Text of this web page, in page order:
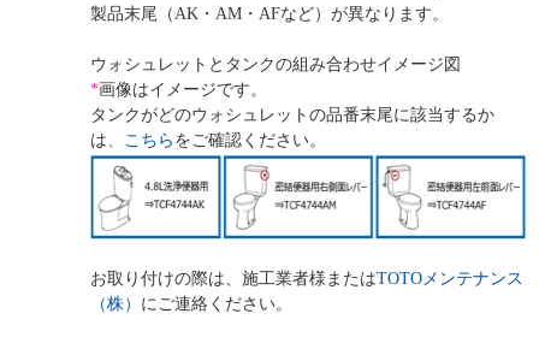
製品末尾（AK・AM・AFなど）が異なります。
ウォシュレットとタンクの組み合わせイメージ図
*画像はイメージです。
タンクがどのウォシュレットの品番末尾に該当するか
は、 こちら をご確認ください。
お取り付けの際は、施工業者様またはTOTOメンテナンス
（株） にご連絡ください。